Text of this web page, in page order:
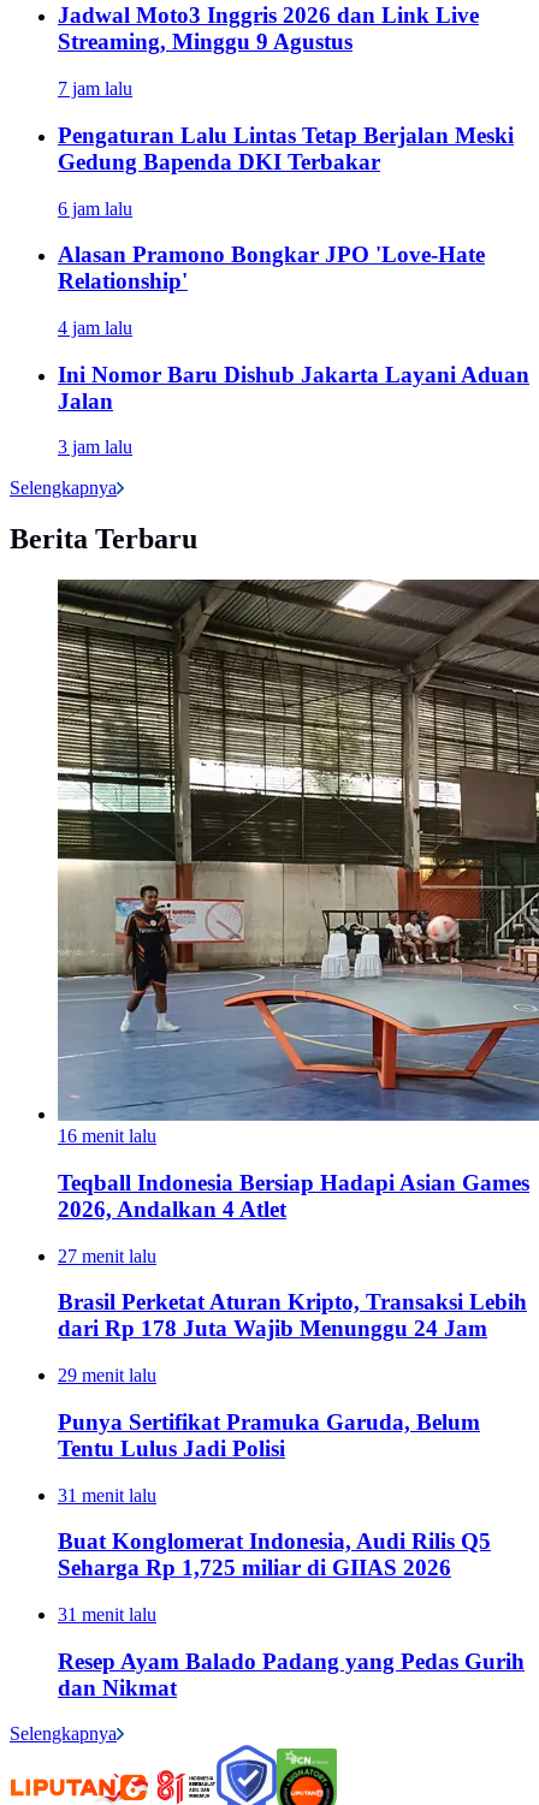
Jadwal Moto3 Inggris 2026 dan Link Live
Streaming, Minggu 9 Agustus
7 jam lalu
Pengaturan Lalu Lintas Tetap Berjalan Meski
Gedung Bapenda DKI Terbakar
6 jam lalu
Alasan Pramono Bongkar JPO 'Love-Hate
Relationship'
4 jam lalu
Ini Nomor Baru Dishub Jakarta Layani Aduan
Jalan
3 jam lalu
Selengkapnya
Berita Terbaru
16 menit lalu
Teqball Indonesia Bersiap Hadapi Asian Games
2026, Andalkan 4 Atlet
27 menit lalu
Brasil Perketat Aturan Kripto, Transaksi Lebih
dari Rp 178 Juta Wajib Menunggu 24 Jam
29 menit lalu
Punya Sertifikat Pramuka Garuda, Belum
Tentu Lulus Jadi Polisi
31 menit lalu
Buat Konglomerat Indonesia, Audi Rilis Q5
Seharga Rp 1,725 miliar di GIIAS 2026
31 menit lalu
Resep Ayam Balado Padang yang Pedas Gurih
dan Nikmat
Selengkapnya